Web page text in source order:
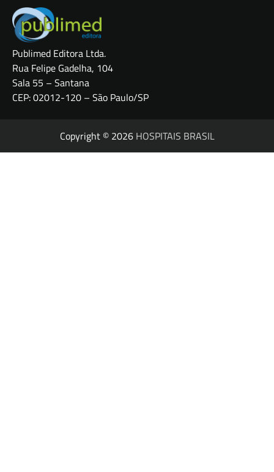
Publimed Editora Ltda.
Rua Felipe Gadelha, 104
Sala 55 – Santana
CEP: 02012-120 – São Paulo/SP
Copyright © 2026 HOSPITAIS BRASIL